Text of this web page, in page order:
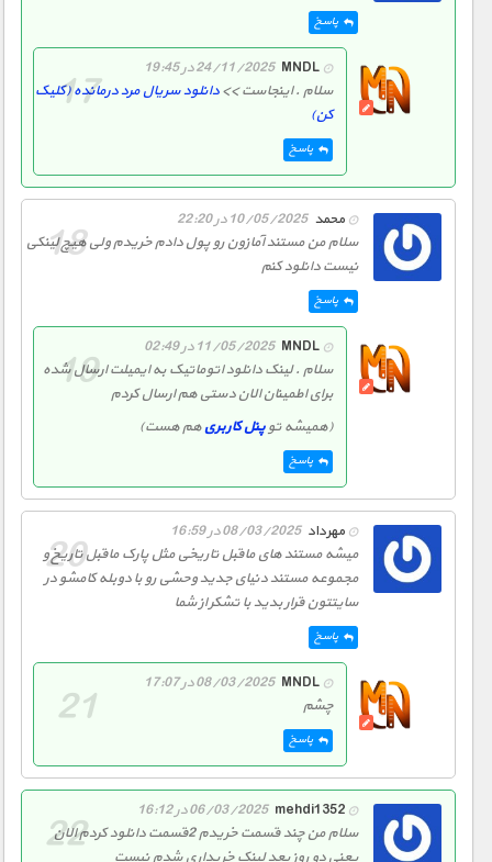
پاسخ
MNDL 24/11/2025 در 19:45
سلام . اینجاست >>دانلود سریال مرد درمانده (کلیک
کن)
پاسخ
محمد 10/05/2025 در 22:20
سلام من مستند آمازون رو پول دادم خریدم ولی هیچ لینکی
نیست دانلود کنم
پاسخ
MNDL 11/05/2025 در 02:49
سلام . لینک دانلود اتوماتیک به ایمیلت ارسال شده
برای اطمینان الان دستی هم ارسال کردم
(همیشه توپنل کاربریهم هست)
پاسخ
مهرداد 08/03/2025 در 16:59
میشه مستند های ماقبل تاریخی مثل پارک ماقبل تاریخ و
مجموعه مستند دنیای جدید وحشی رو با دوبله کامشو در
سایتتون قرار بدید با تشکر از شما
پاسخ
MNDL 08/03/2025 در 17:07
چشم
پاسخ
mehdi1352 06/03/2025 در 16:12
سلام من چند قسمت خریدم 2قسمت دانلود کردم الان
یعنی دو روز بعد لینک خریداری شدم نیست